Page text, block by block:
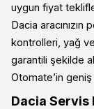
uygun fiyat
Dacia aracınızın
kontrolleri, yağ
garantili şekilde
Otomate’in geniş
Dacia Servis